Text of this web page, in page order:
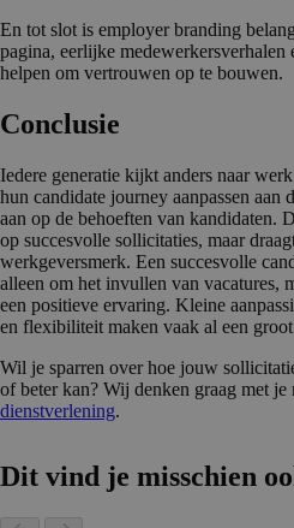
En tot slot is employer branding
pagina, eerlijke medewerkersverhalen
helpen om vertrouwen op te bouwen.
Conclusie
Iedere generatie kijkt anders naar
hun candidate journey aanpassen aan
aan op de behoeften van kandidaten.
op succesvolle sollicitaties, maar
werkgeversmerk. Een succesvolle
alleen om het invullen van vacatures,
een positieve ervaring. Kleine
en flexibiliteit maken vaak al een
Wil je sparren over hoe jouw
of beter kan? Wij denken graag met je
dienstverlening.
Dit vind je misschien